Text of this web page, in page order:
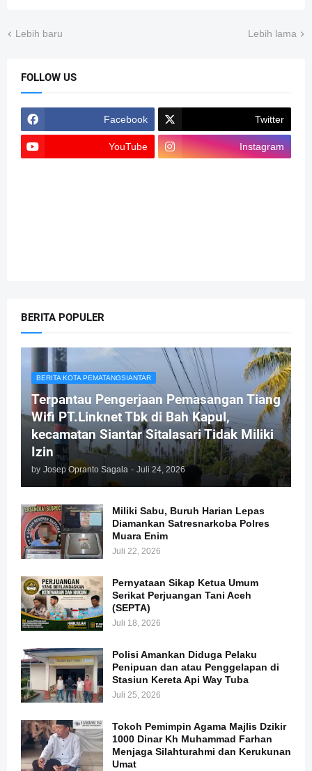
Lebih baru Lebih lama
FOLLOW US
Facebook Twitter
YouTube Instagram
BERITA POPULER
BERITA KOTA PEMATANGSIANTAR
Terpantau Pengerjaan Pemasangan Tiang
Wifi PT.Linknet Tbk di Bah Kapul,
kecamatan Siantar Sitalasari Tidak Miliki
Izin
by Josep Opranto Sagala - Juli 24, 2026
Miliki Sabu, Buruh Harian Lepas
Diamankan Satresnarkoba Polres
Muara Enim
Juli 22, 2026
Pernyataan Sikap Ketua Umum
Serikat Perjuangan Tani Aceh
(SEPTA)
Juli 18, 2026
Polisi Amankan Diduga Pelaku
Penipuan dan atau Penggelapan di
Stasiun Kereta Api Way Tuba
Juli 25, 2026
Tokoh Pemimpin Agama Majlis Dzikir
1000 Dinar Kh Muhammad Farhan
Menjaga Silahturahmi dan Kerukunan
Umat